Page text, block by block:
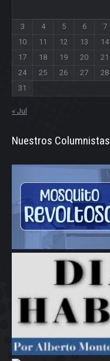
3
4 5 6 7
10
11 12 13 14
17
18 19 20 21
24
25 26 27 28
31
« Jul
Nuestros Columnistas